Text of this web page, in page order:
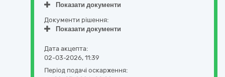
Показати документи
Документи рішення:
Показати документи
Дата акцепта:
02-03-2026, 11:39
Період подачі оскарження: